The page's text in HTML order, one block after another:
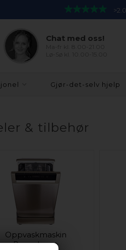
Chat med oss!
Gjør-det-selv hjelp
& tilbehør
Oppvaskmaskin
Rosenlew